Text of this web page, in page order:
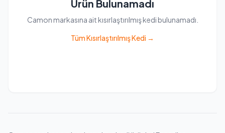
Ürün Bulunamadı
Camon markasına ait kısırlaştırılmış kedi bulunamadı.
Tüm Kısırlaştırılmış Kedi →